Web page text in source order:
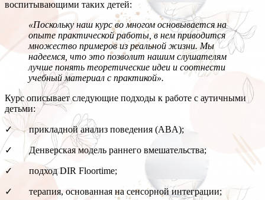
воспитывающими таких детей:
«Поскольку наш курс во многом основывается на
опыте практической работы, в нем приводится
множество примеров из реальной жизни. Мы
надеемся, что это позволит нашим слушателям
лучше понять теоретические идеи и соотнести
учебный материал с практикой».
Курс описывает следующие подходы к работе с аутичными
детьми:
✓ прикладной анализ поведения (ABA);
✓ Денверская модель раннего вмешательства;
✓ подход DIR Floortime;
✓ терапия, основанная на сенсорной интеграции;